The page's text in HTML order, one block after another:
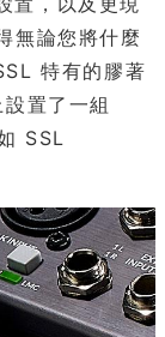
無論您將什麼
特有的膠著
置了一組
SSL